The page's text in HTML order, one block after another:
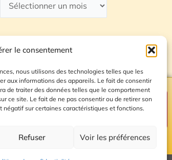
le consentement
nous utilisons des technologies telles que les
aux informations des appareils. Le fait de consentir
de traiter des données telles que le comportement
ce site. Le fait de ne pas consentir ou de retirer son
sur certaines caractéristiques et fonctions.
Refuser Voir les préférences